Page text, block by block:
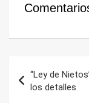
de
“Ley de
los detalles